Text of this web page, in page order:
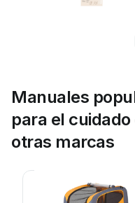
Manuales
para el
otras marcas